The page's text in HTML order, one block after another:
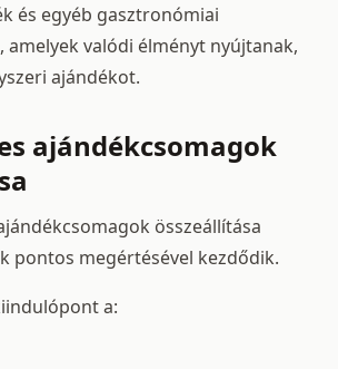
és egyéb gasztronómiai
amelyek valódi élményt nyújtanak,
ajándékot.
ajándékcsomagok
összeállítása
pontos megértésével kezdődik.
a: